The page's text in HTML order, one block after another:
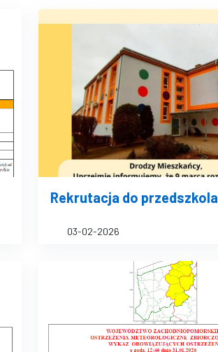
Rekrutacja do przedszkola
03-02-2026